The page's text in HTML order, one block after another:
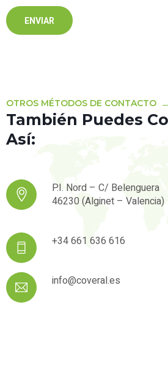
OTROS MÉTODOS DE CONTACTO
También Puedes
Así:
P.I. Nord – C/ Belenguera
46230 (Alginet – Valencia)
+34 661 636 616
info@coveral.es